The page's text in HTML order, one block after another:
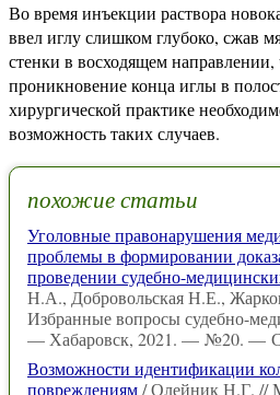
Во время инъекции раствора
ввел иглу слишком глубоко, сжав
стенки в восходящем направлении,
проникновение конца иглы в
хирургической практике
возможность таких случаев.
похожие статьи
Уголовные правонарушения
проблемы в формировании
проведении судебно-
Н.А., Добровольская Н.Е.,
Избранные вопросы судебно-
— Хабаровск, 2021. — №20. —
Возможности идентификации
повреждениям/ Олейник Н.Г. //